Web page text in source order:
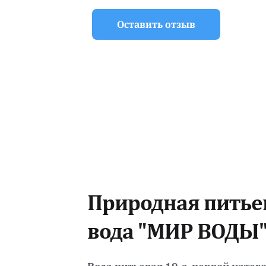
Оставить отзыв
Природная
вода "МИР ВОДЫ"